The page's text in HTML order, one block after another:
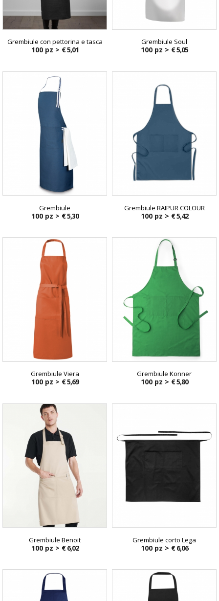
Grembiule con pettorina e tasca
100 pz > € 5,01
Grembiule Soul
100 pz > € 5,05
Grembiule
100 pz > € 5,30
Grembiule RAIPUR COLOUR
100 pz > € 5,42
Grembiule Viera
100 pz > € 5,69
Grembiule Konner
100 pz > € 5,80
Grembiule Benoit
100 pz > € 6,02
Grembiule corto Lega
100 pz > € 6,06